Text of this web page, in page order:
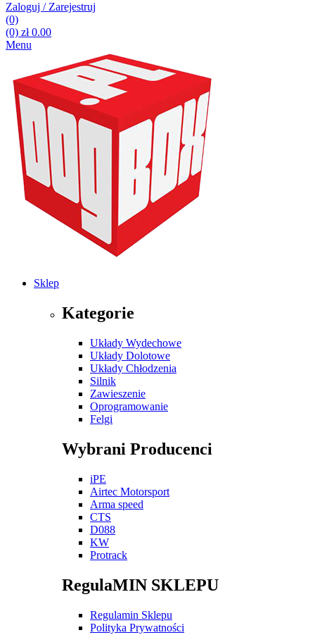
Zaloguj / Zarejestruj
(0)
(0) zł0.00
Menu
Sklep
Kategorie
Układy Wydechowe
Układy Dolotowe
Układy Chłodzenia
Silnik
Zawieszenie
Oprogramowanie
Felgi
Wybrani Producenci
iPE
Airtec Motorsport
Arma speed
CTS
D088
KW
Protrack
RegulaMIN SKLEPU
Regulamin Sklepu
Polityka Prywatności